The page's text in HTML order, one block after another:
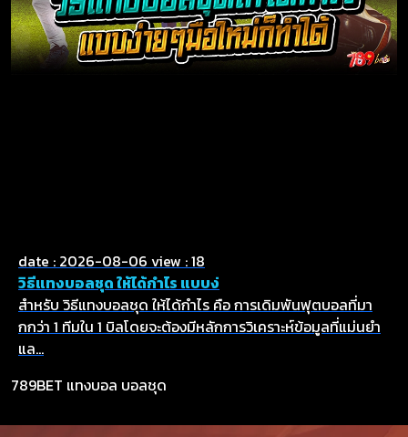
date : 2026-08-06 view : 18
วิธีแทงบอลชุด ให้ได้กำไร แบบง่
สำหรับ วิธีแทงบอลชุด ให้ได้กำไร คือ การเดิมพันฟุตบอลที่มา
กกว่า 1 ทีมใน 1 บิลโดยจะต้องมีหลักการวิเคราะห์ข้อมูลที่แม่นยำ
แล...
789BET แทงบอล บอลชุด